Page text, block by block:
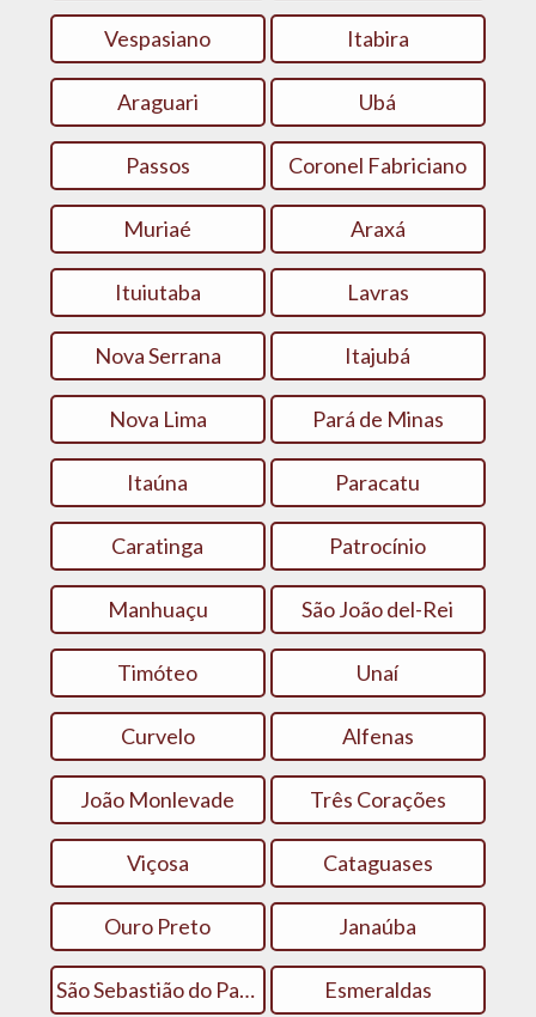
Vespasiano Itabira
Araguari Ubá
Passos Coronel Fabriciano
Muriaé Araxá
Ituiutaba Lavras
Nova Serrana Itajubá
Nova Lima Pará de Minas
Itaúna Paracatu
Caratinga Patrocínio
Manhuaçu São João del-Rei
Timóteo Unaí
Curvelo Alfenas
João Monlevade Três Corações
Viçosa Cataguases
Ouro Preto Janaúba
São Sebastião do Paraíso Esmeraldas